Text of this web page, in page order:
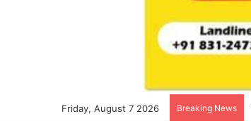
Friday, August 7 2026 Breaking News